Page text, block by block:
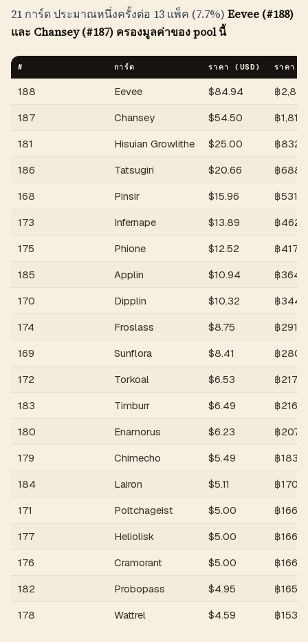
21 การ์ด ประมาณหนึ่งครั้งต่อ 13 แพ็ค (7.7%) Eevee (#188)
และ Chansey (#187) ครองมูลค่าของ pool นี้
# การ์ด ราคา (USD) ราคา (
188 Eevee $84.94 ฿
187
Chansey $54.50 ฿1,814
181
Hisuian Growlithe $25.00 ฿832
186
Tatsugiri $20.66 ฿688
168
Pinsir $15.96 ฿531
173
Infernape $13.89 ฿462
175
Phione $12.52 ฿417
185
Applin $10.94 ฿364
170
Dipplin $10.32 ฿344
174
Froslass $8.75 ฿291
169
Sunflora $8.41 ฿280
172
Torkoal $6.53 ฿217
183
Timburr $6.49 ฿216
180
Enamorus $6.23 ฿207
179
Chimecho $5.49 ฿183
184
Lairon $5.11 ฿170
171
Poltchageist $5.00 ฿166
177
Heliolisk $5.00 ฿166
176
Cramorant $5.00 ฿166
182
Probopass $4.95 ฿165
178
Wattrel $4.59 ฿153